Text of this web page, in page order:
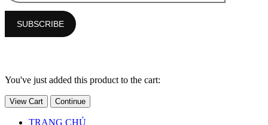
You've just added this product to the cart:
View Cart Continue
TRANG CHỦ